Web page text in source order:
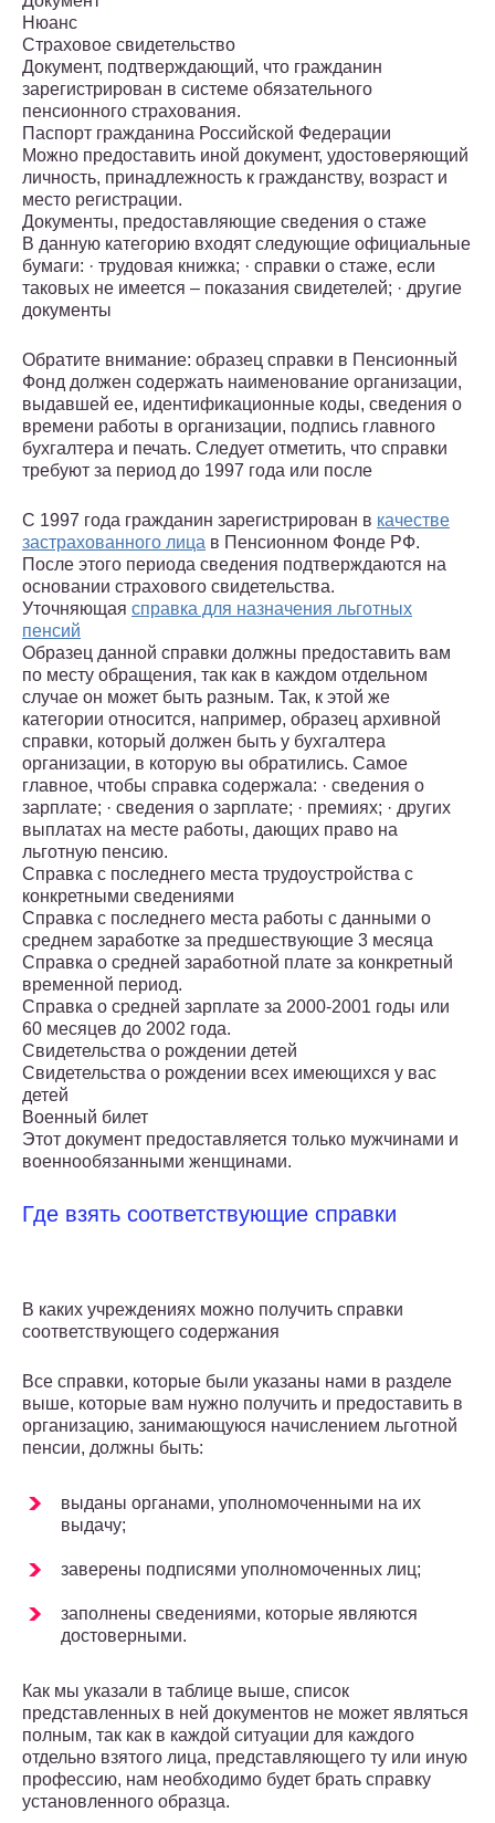
Нюанс
Страховое свидетельство
Документ, подтверждающий, что гражданин
зарегистрирован в системе обязательного
пенсионного страхования.
Паспорт гражданина Российской Федерации
Можно предоставить иной документ, удостоверяющий
личность, принадлежность к гражданству, возраст и
место регистрации.
Документы, предоставляющие сведения о стаже
В данную категорию входят следующие официальные
бумаги: · трудовая книжка; · справки о стаже, если
таковых не имеется – показания свидетелей; · другие
документы
Обратите внимание: образец справки в Пенсионный
Фонд должен содержать наименование организации,
выдавшей ее, идентификационные коды, сведения о
времени работы в организации, подпись главного
бухгалтера и печать. Следует отметить, что справки
требуют за период до 1997 года или после
С 1997 года гражданин зарегистрирован в качестве
застрахованного лица в Пенсионном Фонде РФ.
После этого периода сведения подтверждаются на
основании страхового свидетельства.
Уточняющая справка для назначения льготных
пенсий
Образец данной справки должны предоставить вам
по месту обращения, так как в каждом отдельном
случае он может быть разным. Так, к этой же
категории относится, например, образец архивной
справки, который должен быть у бухгалтера
организации, в которую вы обратились. Самое
главное, чтобы справка содержала: · сведения о
зарплате; · сведения о зарплате; · премиях; · других
выплатах на месте работы, дающих право на
льготную пенсию.
Справка с последнего места трудоустройства с
конкретными сведениями
Справка с последнего места работы с данными о
среднем заработке за предшествующие 3 месяца
Справка о средней заработной плате за конкретный
временной период.
Справка о средней зарплате за 2000-2001 годы или
60 месяцев до 2002 года.
Свидетельства о рождении детей
Свидетельства о рождении всех имеющихся у вас
детей
Военный билет
Этот документ предоставляется только мужчинами и
военнообязанными женщинами.
Где взять соответствующие справки
В каких учреждениях можно получить справки
соответствующего содержания
Все справки, которые были указаны нами в разделе
выше, которые вам нужно получить и предоставить в
организацию, занимающуюся начислением льготной
пенсии, должны быть:
выданы органами, уполномоченными на их
выдачу;
заверены подписями уполномоченных лиц;
заполнены сведениями, которые являются
достоверными.
Как мы указали в таблице выше, список
представленных в ней документов не может являться
полным, так как в каждой ситуации для каждого
отдельно взятого лица, представляющего ту или иную
профессию, нам необходимо будет брать справку
установленного образца.